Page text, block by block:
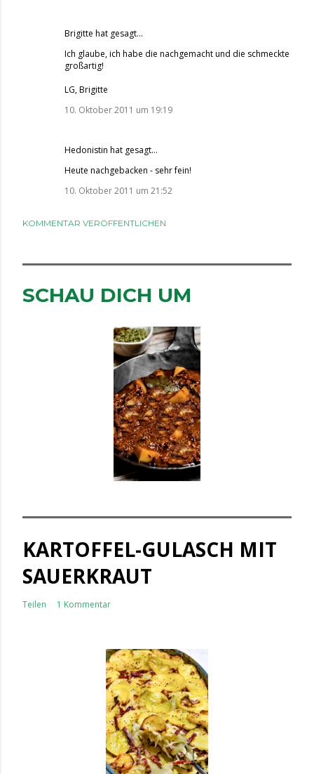
Brigitte hat gesagt…
Ich glaube, ich habe die nachgemacht und die schmeckte
großartig!
LG, Brigitte
10. Oktober 2011 um 19:19
Hedonistin hat gesagt…
Heute nachgebacken - sehr fein!
10. Oktober 2011 um 21:52
KOMMENTAR VERÖFFENTLICHEN
SCHAU DICH UM
KARTOFFEL-GULASCH MIT
SAUERKRAUT
Teilen 1 Kommentar